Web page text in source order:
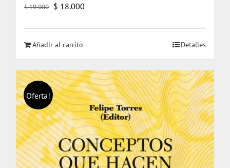
$19.000 El
original
era:
$ 18.000
actual
Añadir al carrito Detalles
Oferta!